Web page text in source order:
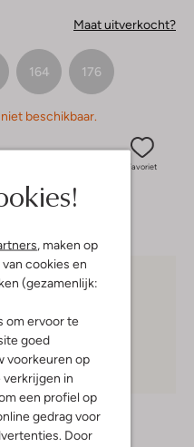
, maken op
cookies en
(gezamenlijk:
om ervoor te
goed
voorkeuren op
verkrijgen in
een profiel op
gedrag voor
Door
Maat uitverkocht?
164 176
beschikbaar.
Favoriet
dagen*